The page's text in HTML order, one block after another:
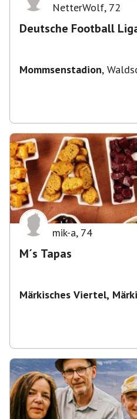
NetterWolf, 72
Mommsenstadion,
mik-a, 74
M´s Tapas
Märkisches Viertel,